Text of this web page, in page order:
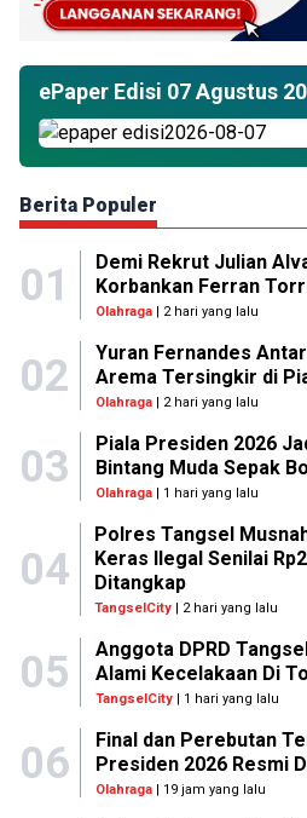
ePaper Edisi 07 Agustus
Berita Populer
01
Demi Rekrut Julian
Korbankan Ferran
Olahraga| 2 hari yang lalu
02
Yuran Fernandes
Arema Tersingkir di
Olahraga| 2 hari yang lalu
03
Piala Presiden 2026
Bintang Muda Sepak
Olahraga| 1 hari yang lalu
04
Polres Tangsel
Keras Ilegal Senilai
Ditangkap
TangselCity | 2 hari yang lalu
05
Anggota DPRD
Alami Kecelakaan Di
TangselCity| 1 hari yang lalu
06
Final dan Perebutan
Presiden 2026 Resmi
Olahraga| 19 jam yang lalu